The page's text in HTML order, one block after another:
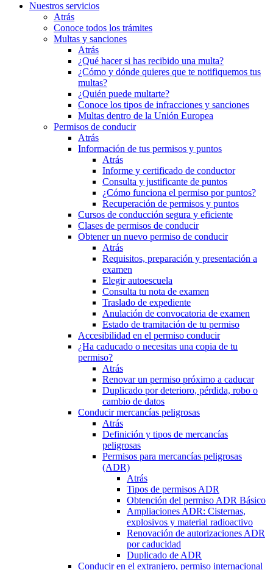
Nuestros servicios
Atrás
Conoce todos los trámites
Multas y sanciones
Atrás
¿Qué hacer si has recibido una multa?
¿Cómo y dónde quieres que te notifiquemos tus
multas?
¿Quién puede multarte?
Conoce los tipos de infracciones y sanciones
Multas dentro de la Unión Europea
Permisos de conducir
Atrás
Información de tus permisos y puntos
Atrás
Informe y certificado de conductor
Consulta y justificante de puntos
¿Cómo funciona el permiso por puntos?
Recuperación de permisos y puntos
Cursos de conducción segura y eficiente
Clases de permisos de conducir
Obtener un nuevo permiso de conducir
Atrás
Requisitos, preparación y presentación a
examen
Elegir autoescuela
Consulta tu nota de examen
Traslado de expediente
Anulación de convocatoria de examen
Estado de tramitación de tu permiso
Accesibilidad en el permiso conducir
¿Ha caducado o necesitas una copia de tu
permiso?
Atrás
Renovar un permiso próximo a caducar
Duplicado por deterioro, pérdida, robo o
cambio de datos
Conducir mercancías peligrosas
Atrás
Definición y tipos de mercancías
peligrosas
Permisos para mercancías peligrosas
(ADR)
Atrás
Tipos de permisos ADR
Obtención del permiso ADR Básico
Ampliaciones ADR: Cisternas,
explosivos y material radioactivo
Renovación de autorizaciones ADR
por caducidad
Duplicado de ADR
Conducir en el extranjero, permiso internacional